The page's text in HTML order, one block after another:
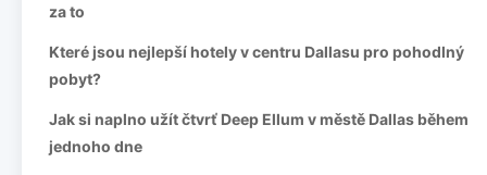
za to
Které jsou nejlepší hotely v centru Dallasu pro pohodlný
pobyt?
Jak si naplno užít čtvrť Deep Ellum v městě Dallas během
jednoho dne